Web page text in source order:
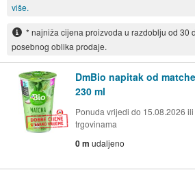
više.
* najniža cijena proizvoda u razdoblju od 30
posebnog oblika prodaje.
DmBio napitak od
230 ml
Ponuda vrijedi do 15.08.2026
trgovinama
0 m udaljeno